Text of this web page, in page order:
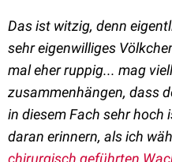
Das ist witzig, denn
sehr eigenwilliges
mal eher ruppig... mag
zusammenhängen, dass
in diesem Fach sehr
daran erinnern, als ich
chirurgisch geführten